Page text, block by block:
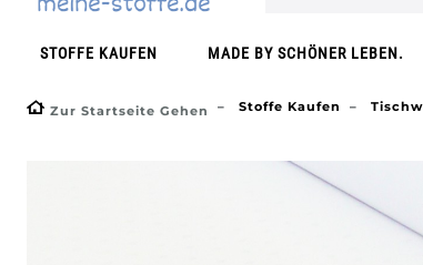
STOFFE KAUFEN MADE BY SCHÖNER LEBEN.
Zur Startseite Gehen Stoffe Kaufen